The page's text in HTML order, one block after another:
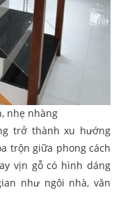
nhẹ nhàng
trở thành xu hướng
trộn giữa phong cách
vịn gỗ có hình dáng
như ngôi nhà, văn